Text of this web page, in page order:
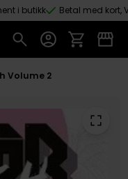
i butikk Betal med kort,
Volume 2